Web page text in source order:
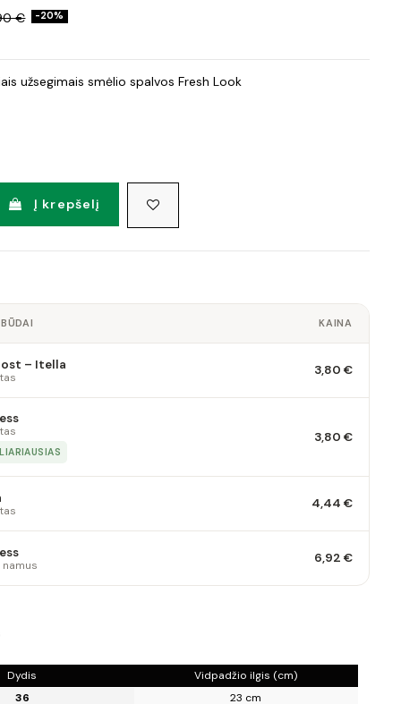
€ -20%
užsegimais smėlio spalvos Fresh Look
Į krepšelį
KAINA
– Itella 3,80 €
3,80 €
4,44 €
namus 6,92 €
Dydis
Vidpadžio ilgis (cm)
36
23 cm